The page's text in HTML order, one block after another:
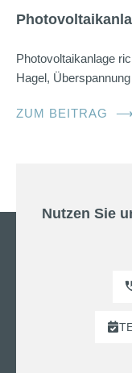
Photovoltaikanlage
Hagel,
ZUM BEITRAG ⟶
Nutzen Sie